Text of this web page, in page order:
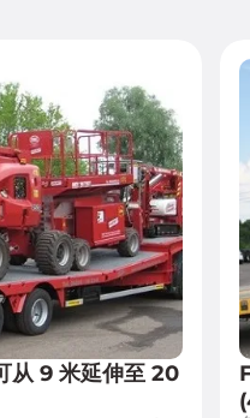
从 9 米延伸至 20